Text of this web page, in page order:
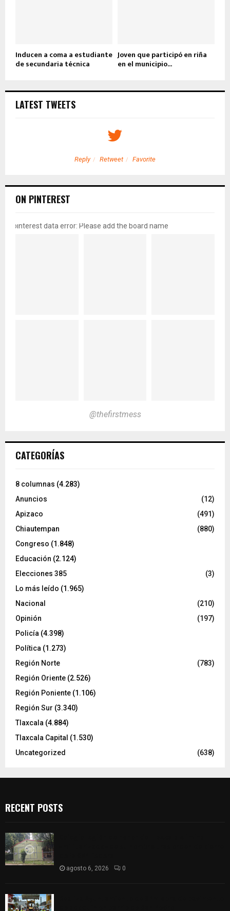
Inducen a coma a estudiante
de secundaria técnica
Joven que participó en riña
en el municipio...
LATEST TWEETS
Reply Retweet Favorite
ON PINTEREST
pinterest data error: Please add the board name
@thefirstmess
CATEGORÍAS
8 columnas (4.283)
Anuncios
(12)
Apizaco
(491)
Chiautempan
(880)
Congreso (1.848)
Educación (2.124)
Elecciones 385
(3)
Lo más leído (1.965)
Nacional
(210)
Opinión
(197)
Policía (4.398)
Política (1.273)
Región Norte
(783)
Región Oriente (2.526)
Región Poniente (1.106)
Región Sur (3.340)
Tlaxcala (4.884)
Tlaxcala Capital (1.530)
Uncategorized
(638)
RECENT POSTS
agosto 6, 2026 0